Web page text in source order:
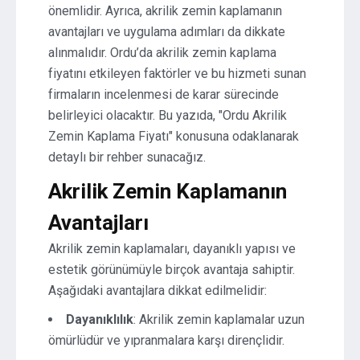
önemlidir. Ayrıca, akrilik zemin kaplamanın
avantajları ve uygulama adımları da dikkate
alınmalıdır. Ordu’da akrilik zemin kaplama
fiyatını etkileyen faktörler ve bu hizmeti sunan
firmaların incelenmesi de karar sürecinde
belirleyici olacaktır. Bu yazıda, "Ordu Akrilik
Zemin Kaplama Fiyatı" konusuna odaklanarak
detaylı bir rehber sunacağız.
Akrilik Zemin Kaplamanın
Avantajları
Akrilik zemin kaplamaları, dayanıklı yapısı ve
estetik görünümüyle birçok avantaja sahiptir.
Aşağıdaki avantajlara dikkat edilmelidir:
Dayanıklılık: Akrilik zemin kaplamalar uzun
ömürlüdür ve yıpranmalara karşı dirençlidir.